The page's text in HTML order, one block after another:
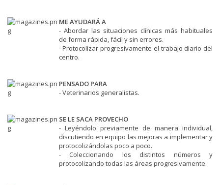
ME AYUDARÁ A
- Abordar las situaciones clínicas más habituales
de forma rápida, fácil y sin errores.
- Protocolizar progresivamente el trabajo diario del
centro.
PENSADO PARA
- Veterinarios generalistas.
SE LE SACA PROVECHO
- Leyéndolo previamente de manera individual,
discutiendo en equipo las mejoras a implementar y
protocolizándolas poco a poco.
- Coleccionando los distintos números y
protocolizando todas las áreas progresivamente.